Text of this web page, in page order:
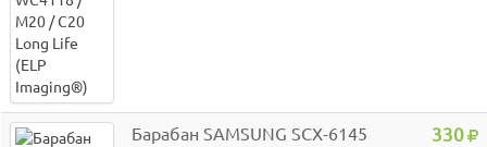
Барабан SAMSUNG SCX-6145
330